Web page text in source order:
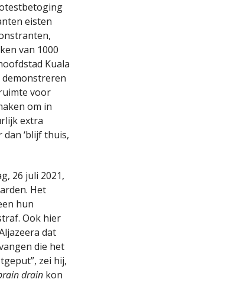
eisten
van 1000
Kuala
demonstreren
voor
om in
extra
‘blijf thuis,
26 juli 2021,
Het
hun
Ook hier
dat
die het
zei hij,
drain kon